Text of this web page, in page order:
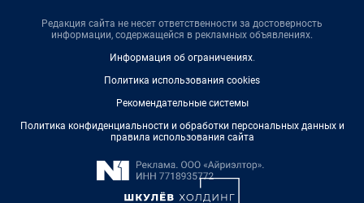
Редакция сайта не несет ответственности за достоверность
информации, содержащейся в рекламных объявлениях.
Информация об ограничениях.
Политика использования cookies
Рекомендательные системы
Политика конфиденциальности и обработки персональных данных и
правила использования сайта